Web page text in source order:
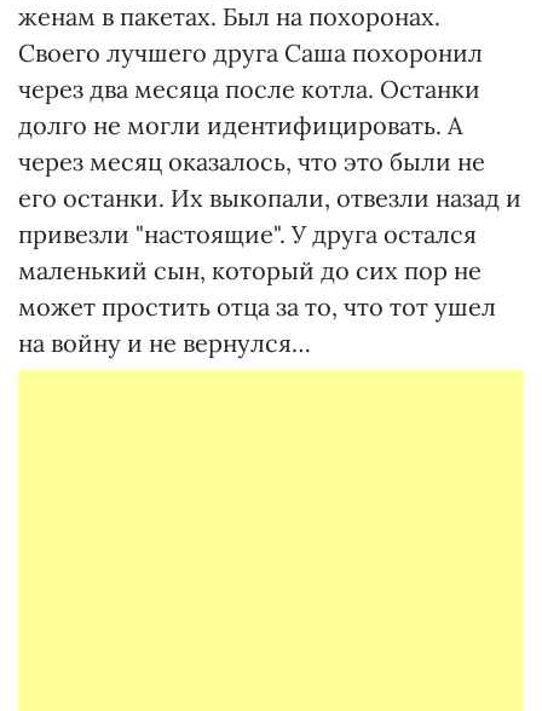
женам в пакетах. Был на похоронах.
Своего лучшего друга Саша похоронил
через два месяца после котла. Останки
долго не могли идентифицировать. А
через месяц оказалось, что это были не
его останки. Их выкопали, отвезли назад и
привезли "настоящие". У друга остался
маленький сын, который до сих пор не
может простить отца за то, что тот ушел
на войну и не вернулся…